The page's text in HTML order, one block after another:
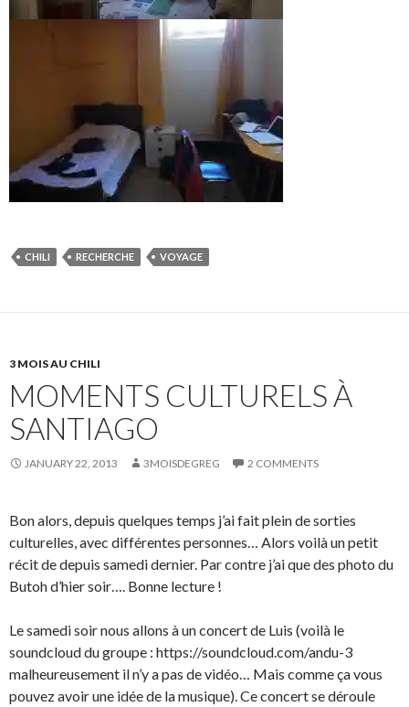
CHILI RECHERCHE VOYAGE
3 MOIS AU CHILI
MOMENTS CULTURELS À
SANTIAGO
JANUARY 22, 2013 3MOISDEGREG 2 COMMENTS
Bon alors, depuis quelques temps j’ai fait plein de sorties
culturelles, avec différentes personnes… Alors voilà un petit
récit de depuis samedi dernier. Par contre j’ai que des photo du
Butoh d’hier soir…. Bonne lecture !
Le samedi soir nous allons à un concert de Luis (voilà le
soundcloud du groupe : https://soundcloud.com/andu-3
malheureusement il n’y a pas de vidéo… Mais comme ça vous
pouvez avoir une idée de la musique). Ce concert se déroule